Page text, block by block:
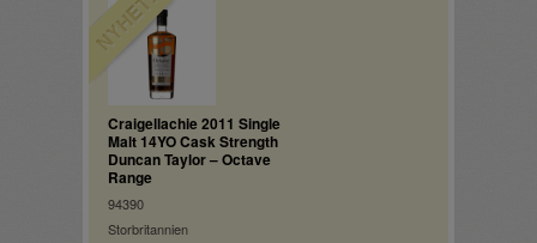
Craigellachie 2011 Single
Malt 14YO Cask Strength
Duncan Taylor – Octave
Range
94390
Storbritannien